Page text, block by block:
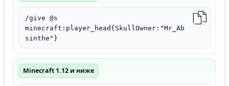
/give @s
minecraft:player_head{SkullOwner:"Mr_Ab
sinthe"}
Minecraft 1.12 и ниже